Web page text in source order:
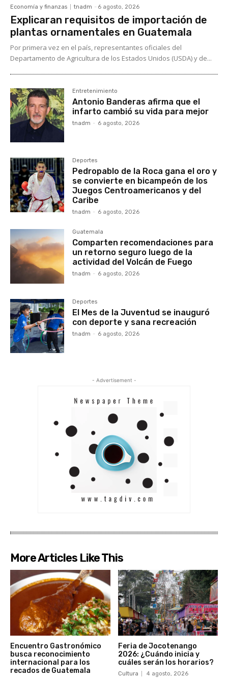
Economía y finanzas tnadm - 6 agosto, 2026
Explicaran requisitos de importación de
plantas ornamentales en Guatemala
Por primera vez en el país, representantes oficiales del
Departamento de Agricultura de los Estados Unidos (USDA) y de...
Entretenimiento
Antonio Banderas afirma que el
infarto cambió su vida para mejor
tnadm - 6 agosto, 2026
Deportes
Pedropablo de la Roca gana el oro y
se convierte en bicampeón de los
Juegos Centroamericanos y del
Caribe
tnadm - 6 agosto, 2026
Guatemala
Comparten recomendaciones para
un retorno seguro luego de la
actividad del Volcán de Fuego
tnadm - 6 agosto, 2026
Deportes
El Mes de la Juventud se inauguró
con deporte y sana recreación
tnadm - 6 agosto, 2026
- Advertisement -
More Articles Like This
Encuentro Gastronómico
busca reconocimiento
internacional para los
recados de Guatemala
Feria de Jocotenango
2026: ¿Cuándo inicia y
cuáles serán los horarios?
Cultura 4 agosto, 2026